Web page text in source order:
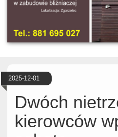
2025-12-01
Dwóch
kierowców